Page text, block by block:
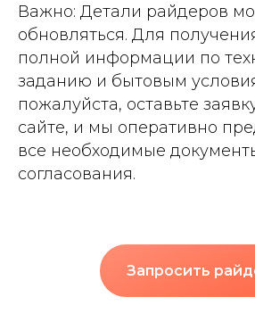
Важно: Детали райдеров
обновляться. Для
полной информации по
заданию и бытовым
пожалуйста, оставьте
сайте, и мы оперативно
все необходимые
согласования.
Запросить